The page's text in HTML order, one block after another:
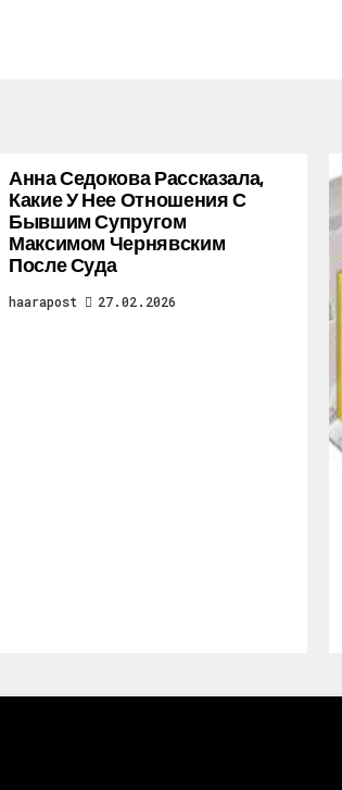
Анна Седокова Рассказала,
Какие У Нее Отношения С
Бывшим Супругом
Максимом Чернявским
После Суда
haarapost 27.02.2026